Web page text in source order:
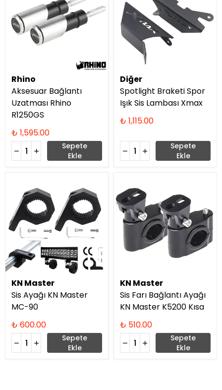
Rhino
Aksesuar Bağlantı
Uzatması Rhino
R1250GS
₺ 1,595.00
Sepete
Ekle
Diğer
Spotlight Braketi Spor
Işık Sis Lambası Xmax
₺ 1,115.00
Sepete
Ekle
KN Master
Sis Ayağı KN Master
MC-90
₺ 600.00
Sepete
Ekle
KN Master
Sis Farı Bağlantı Ayağı
KN Master K5200 Kısa
₺ 510.00
Sepete
Ekle